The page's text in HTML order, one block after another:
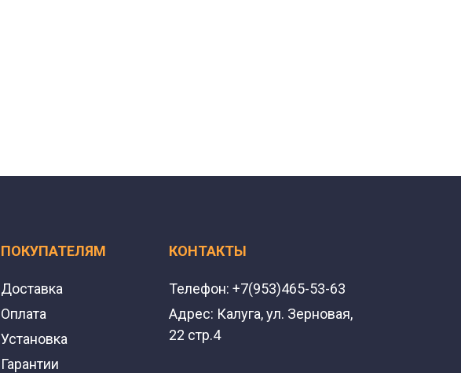
ПОКУПАТЕЛЯМ
Доставка
Оплата
Установка
Гарантии
КОНТАКТЫ
Телефон: +7(953)465-53-63
Адрес: Калуга, ул. Зерновая,
22 стр.4